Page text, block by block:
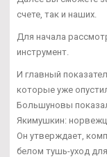
счете, так и наших.
Для начала
инструмент.
И главный
которые уже
Большуновы
Якимушкин:
Он утверждает,
белом тушь-уход